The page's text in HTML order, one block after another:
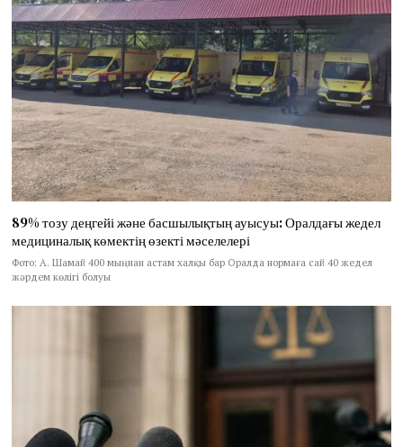
89% тозу деңгейі және басшылықтың ауысуы: Оралдағы жедел
медициналық көмектің өзекті мәселелері
Фото: А. Шамай 400 мыңнан астам халқы бар Оралда нормаға сай 40 жедел
жәрдем көлігі болуы